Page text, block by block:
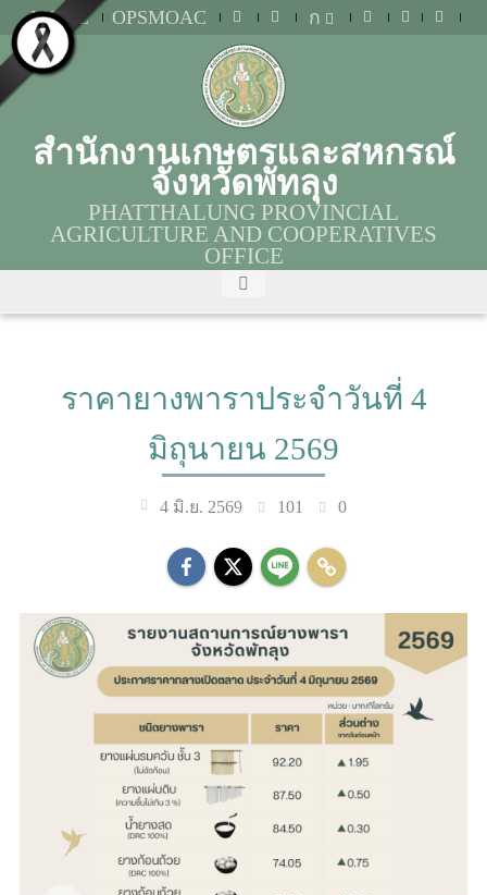
MOAC OPSMOAC ก
สำนักงานเกษตรและสหกรณ์
จังหวัดพัทลุง
PHATTHALUNG PROVINCIAL
AGRICULTURE AND COOPERATIVES
OFFICE
ราคายางพาราประจำวันที่ 4
มิถุนายน 2569
4 มิ.ย. 2569 101 0